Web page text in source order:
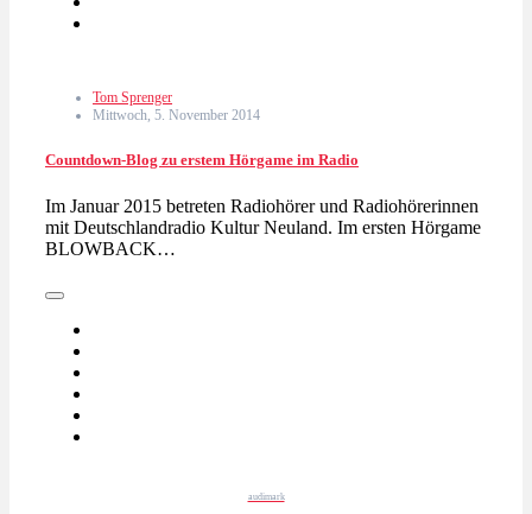
Tom Sprenger
Mittwoch, 5. November 2014
Countdown-Blog zu erstem Hörgame im Radio
Im Januar 2015 betreten Radiohörer und Radiohörerinnen
mit Deutschlandradio Kultur Neuland. Im ersten Hörgame
BLOWBACK…
audimark